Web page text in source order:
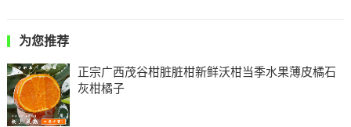
为您推荐
正宗广西茂谷柑脏脏柑新鲜沃柑当季水果薄皮橘石
灰柑橘子